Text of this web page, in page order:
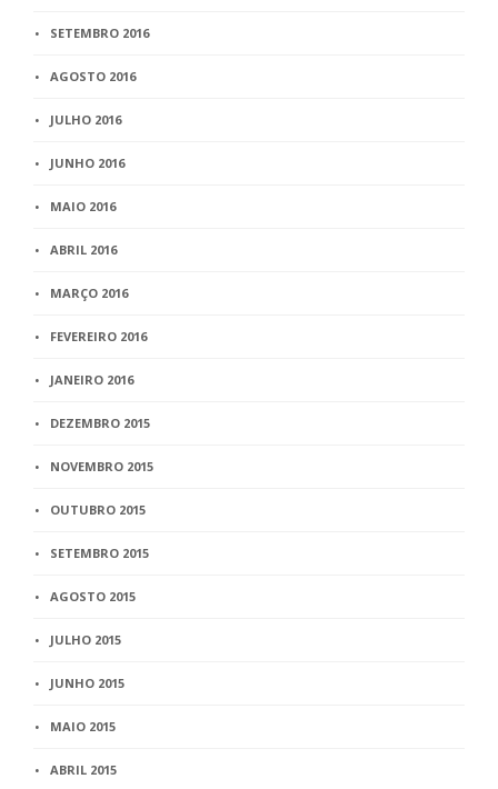
SETEMBRO 2016
AGOSTO 2016
JULHO 2016
JUNHO 2016
MAIO 2016
ABRIL 2016
MARÇO 2016
FEVEREIRO 2016
JANEIRO 2016
DEZEMBRO 2015
NOVEMBRO 2015
OUTUBRO 2015
SETEMBRO 2015
AGOSTO 2015
JULHO 2015
JUNHO 2015
MAIO 2015
ABRIL 2015